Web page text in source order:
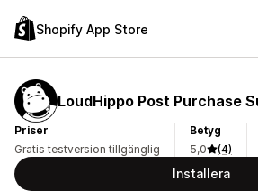
Shopify App Store
LoudHippo Post Purchase
Priser
Gratis testversion tillgänglig
Betyg
5,0
(4)
Installera